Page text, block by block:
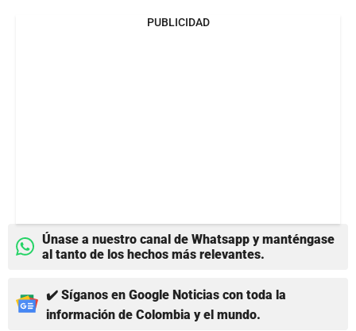
PUBLICIDAD
Únase a nuestro canal de Whatsapp y manténgase
al tanto de los hechos más relevantes.
✔️ Síganos en Google Noticias con toda la
información de Colombia y el mundo.